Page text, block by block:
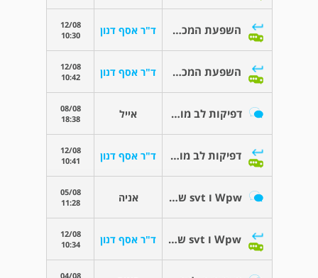
השפעת המכשיר לייבוש בהזעת כפות ידיים על הלב? ד"ר אסף דנון
12/08
10:30
השפעת המכשיר לייבוש בהזעת כפות ידיים על הלב? ד"ר אסף דנון
12/08
10:42
דפיקות לב מואצות אייל
08/08
18:38
דפיקות לב מואצות ד"ר אסף דנון
12/08
10:41
Wpw ו svt שאלות אניה
05/08
11:28
Wpw ו svt שאלות ד"ר אסף דנון
12/08
10:34
04/08